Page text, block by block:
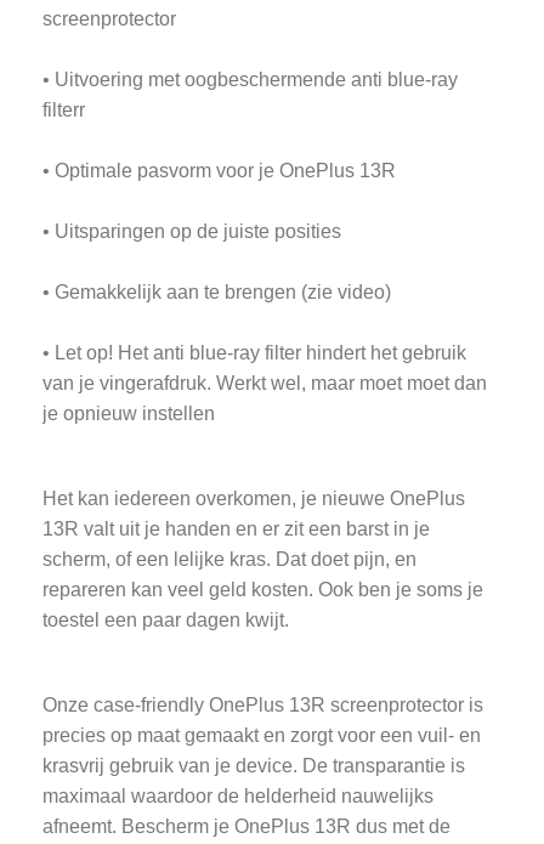
screenprotector
• Uitvoering met oogbeschermende anti blue-ray
filterr
• Optimale pasvorm voor je OnePlus 13R
• Uitsparingen op de juiste posities
• Gemakkelijk aan te brengen (zie video)
• Let op! Het anti blue-ray filter hindert het gebruik
van je vingerafdruk. Werkt wel, maar moet moet dan
je opnieuw instellen
Het kan iedereen overkomen, je nieuwe OnePlus
13R valt uit je handen en er zit een barst in je
scherm, of een lelijke kras. Dat doet pijn, en
repareren kan veel geld kosten. Ook ben je soms je
toestel een paar dagen kwijt.
Onze case-friendly OnePlus 13R screenprotector is
precies op maat gemaakt en zorgt voor een vuil- en
krasvrij gebruik van je device. De transparantie is
maximaal waardoor de helderheid nauwelijks
afneemt. Bescherm je OnePlus 13R dus met de